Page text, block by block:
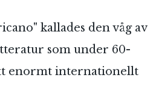
kallades den våg av
som under 60-
enormt internationellt